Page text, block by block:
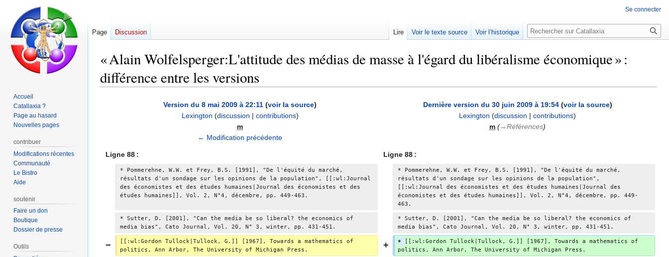
« Alain Wolfelsperger:L'attitude des médias de masse à l'égard du libéralisme économique » :
différence entre les versions
Version du 8 mai 2009 à 22:11 (voir la source)
Lexington (discussion | contributions)
m
c
é
← Modification précédente
Dernière version du 30 juin 2009 à 19:54 (voir la source)
Lexington (discussion | contributions)
m (→‎Références)
Ligne 88 : Ligne 88 :
* Pommerehne, W.W. et Frey, B.S. [1991], "De l'équité du marché,
résultats d'un sondage sur les opinions de la population", [[:wl:Journal
des économistes et des études humaines|Journal des économistes et des
études humaines]], Vol. 2, N°4, décembre, pp. 449-463.
* Pommerehne, W.W. et Frey, B.S. [1991], "De l'équité du marché,
résultats d'un sondage sur les opinions de la population",
[[:wl:Journal des économistes et des études humaines|Journal des
économistes et des études humaines]], Vol. 2, N°4, décembre, pp. 449-
463.
* Sutter, D. [2001], "Can the media be so liberal? the economics of
media bias", Cato Journal, Vol. 20, N° 3, winter, pp. 431-451.
* Sutter, D. [2001], "Can the media be so liberal? the economics of
media bias", Cato Journal, Vol. 20, N° 3, winter, pp. 431-451.
[[:wl:Gordon Tullock|Tullock, G.]] [1967], Towards a mathematics of
politics, Ann Arbor, The University of Michigan Press.
*
[[:wl:Gordon Tullock|Tullock, G.]] [1967], Towards a mathematics of
politics, Ann Arbor, The University of Michigan Press.
Se connecter
Page Discussion Lire Voir le texte source Voir l’historique Rechercher
Accueil
Catallaxia ?
Page au hasard
Nouvelles pages
contribuer
Modifications récentes
Communauté
Le Bistro
Aide
soutenir
Faire un don
Boutique
Dossier de presse
Outils